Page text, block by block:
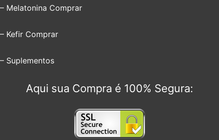
– Melatonina Comprar
– Kefir Comprar
– Suplementos
Aqui sua Compra é 100% Segura: